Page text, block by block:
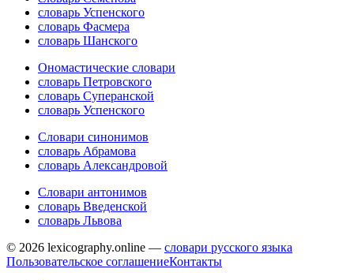
словарь Успенского
словарь Фасмера
словарь Шанского
Ономастические словари
словарь Петровского
словарь Суперанской
словарь Успенского
Словари синонимов
словарь Абрамова
словарь Александровой
Словари антонимов
словарь Введенской
словарь Львова
© 2026 lexicography.online — словари русского языка
Пользовательское соглашениеКонтакты